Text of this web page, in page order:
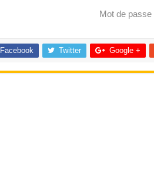
Mot de passe
Facebook Twitter Google +